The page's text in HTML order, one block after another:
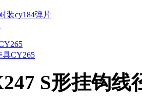
具CY265
S形挂钩线